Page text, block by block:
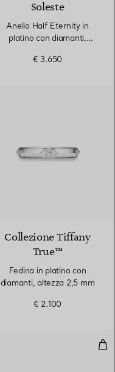
Soleste
Anello Half Eternity in
platino con diamanti,
€ 3.650
Collezione Tiffany
True™
Fedina in platino con
diamanti, altezza 2,5 mm
€ 2.100